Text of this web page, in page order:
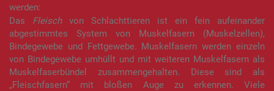
werden:
Das Fleischvon Schlachttieren ist ein fein aufeinander
abgestimmtes System von Muskelfasern (Muskelzellen),
Bindegewebe und Fettgewebe. Muskelfasern werden einzeln
von Bindegewebe umhüllt und mit weiteren Muskelfasern als
Muskelfaserbündel zusammengehalten. Diese sind als
„Fleischfasern“ mit bloßen Auge zu erkennen. Viele